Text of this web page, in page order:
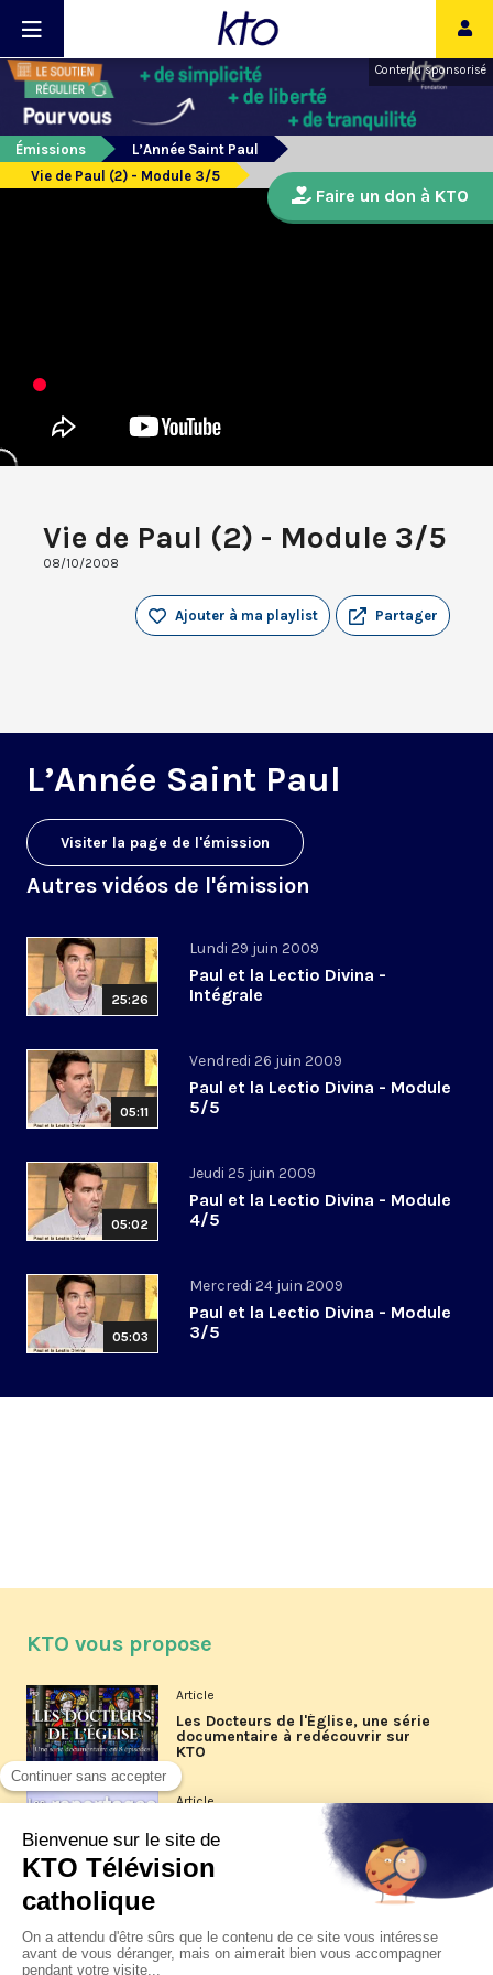
Contenu sponsorisé
Émissions
L’Année Saint Paul
Vie de Paul (2) - Module 3/5
Vie de Paul (2) - Module 3/5
08/10/2008
Partager
Ajouter à ma playlist
L’Année Saint Paul
Visiter la page de l'émission
Autres vidéos de l'émission
25:26
Lundi 29 juin 2009
Paul et la Lectio Divina -
Intégrale
05:11
Vendredi 26 juin 2009
Paul et la Lectio Divina - Module
5/5
05:02
Jeudi 25 juin 2009
Paul et la Lectio Divina - Module
4/5
05:03
Mercredi 24 juin 2009
Paul et la Lectio Divina - Module
3/5
Faire un don à KTO
KTO vous propose
Article
Les Docteurs de l'Église, une série
documentaire à redécouvrir sur
KTO
Article
Les reportages d'été 2026 de KTO
La visite pastorale du pape Léon
XIV à Assise à suivre sur KTO le
jeudi 6 août